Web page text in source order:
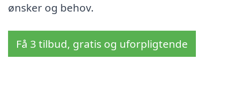
ønsker og behov.
Få 3 tilbud, gratis og uforpligtende